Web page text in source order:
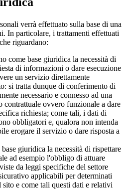
verrà effettuato sulla base di una
In particolare, i trattamenti effettuati
riguardano:
come base giuridica la necessità di
di informazioni o dare esecuzione
un servizio direttamente
si tratta dunque di conferimento di
necessario e connesso ad una
contrattuale ovvero funzionale a dare
richiesta; come tali, i dati di
obbligatori e, qualora non intenda
erogare il servizio o dare risposta a
giuridica la necessità di rispettare
ad esempio l'obbligo di attuare
da leggi specifiche del settore
applicabili per determinati
e come tali questi dati e relativi